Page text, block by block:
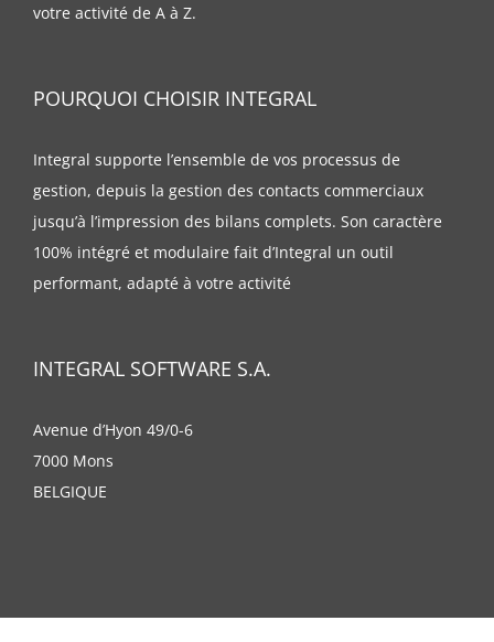
votre activité de A à Z.
POURQUOI CHOISIR INTEGRAL
Integral supporte l’ensemble de vos processus de
gestion, depuis la gestion des contacts commerciaux
jusqu’à l’impression des bilans complets. Son caractère
100% intégré et modulaire fait d’Integral un outil
performant, adapté à votre activité
INTEGRAL SOFTWARE S.A.
Avenue d’Hyon 49/0-6
7000 Mons
BELGIQUE